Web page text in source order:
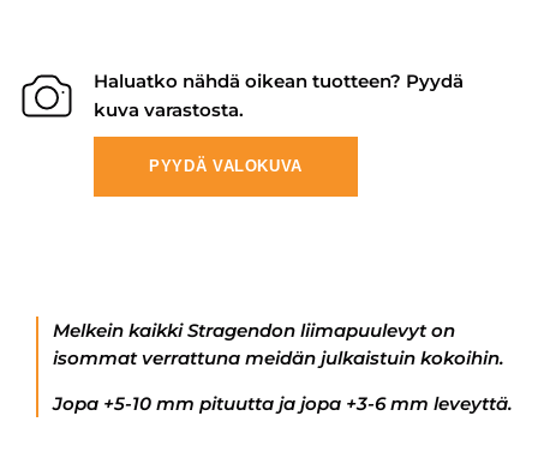
Haluatko nähdä oikean tuotteen? Pyydä
kuva varastosta.
PYYDÄ VALOKUVA
Melkein kaikki Stragendon liimapuulevyt on
isommat verrattuna meidän julkaistuin kokoihin.
Jopa +5-10 mm pituutta ja jopa +3-6 mm leveyttä.